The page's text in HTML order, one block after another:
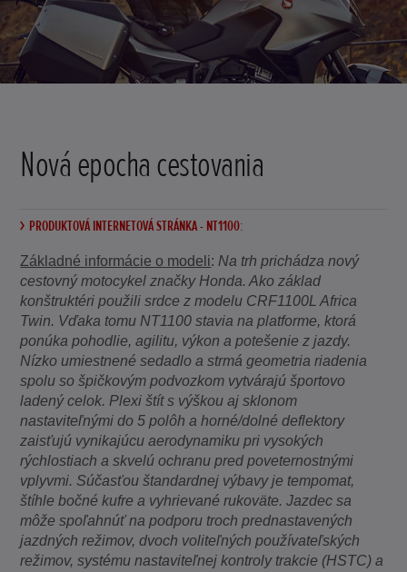
Nová epocha cestovania
PRODUKTOVÁ INTERNETOVÁ STRÁNKA - NT1100:
Základné informácie o modeli: Na trh prichádza nový
cestovný motocykel značky Honda. Ako základ
konštruktéri použili srdce z modelu CRF1100L Africa
Twin. Vďaka tomu NT1100 stavia na platforme, ktorá
ponúka pohodlie, agilitu, výkon a potešenie z jazdy.
Nízko umiestnené sedadlo a strmá geometria riadenia
spolu so špičkovým podvozkom vytvárajú športovo
ladený celok. Plexi štít s výškou aj sklonom
nastaviteľnými do 5 polôh a horné/dolné deflektory
zaisťujú vynikajúcu aerodynamiku pri vysokých
rýchlostiach a skvelú ochranu pred poveternostnými
vplyvmi. Súčasťou štandardnej výbavy je tempomat,
štíhle bočné kufre a vyhrievané rukoväte. Jazdec sa
môže spoľahnúť na podporu troch prednastavených
jazdných režimov, dvoch voliteľných používateľských
režimov, systému nastaviteľnej kontroly trakcie (HSTC) a